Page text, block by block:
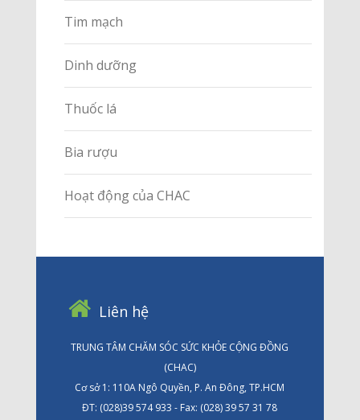
Tim mạch
Dinh dưỡng
Thuốc lá
Bia rượu
Hoạt động của CHAC
Liên hệ
TRUNG TÂM CHĂM SÓC SỨC KHỎE CỘNG ĐỒNG
(CHAC)
Cơ sở 1: 110A Ngô Quyền, P. An Đông, TP.HCM
ĐT: (028)39 574 933 - Fax: (028) 39 57 31 78